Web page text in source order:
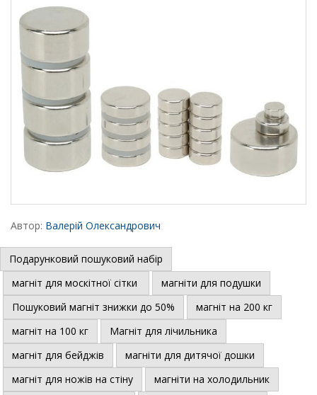
Автор: Валерій Олександрович
Подарунковий пошуковий набір
магніт для москітної сітки
магніти для подушки
Пошуковий магніт знижки до 50%
магніт на 200 кг
магніт на 100 кг
Магніт для лічильника
магніт для бейджів
магніти для дитячої дошки
магніт для ножів на стіну
магніти на холодильник